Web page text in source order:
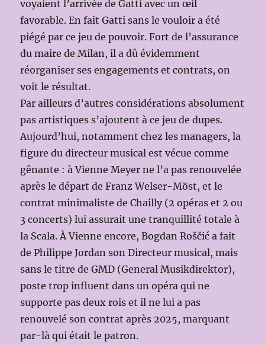
voyaient l’arrivée de Gatti avec un œil
favorable. En fait Gatti sans le vouloir a été
piégé par ce jeu de pouvoir. Fort de l’assurance
du maire de Milan, il a dû évidemment
réorganiser ses engagements et contrats, on
voit le résultat.
Par ailleurs d’autres considérations absolument
pas artistiques s’ajoutent à ce jeu de dupes.
Aujourd’hui, notamment chez les managers, la
figure du directeur musical est vécue comme
gênante : à Vienne Meyer ne l’a pas renouvelée
après le départ de Franz Welser-Möst, et le
contrat minimaliste de Chailly (2 opéras et 2 ou
3 concerts) lui assurait une tranquillité totale à
la Scala. À Vienne encore, Bogdan Roščić a fait
de Philippe Jordan son Directeur musical, mais
sans le titre de GMD (General Musikdirektor),
poste trop influent dans un opéra qui ne
supporte pas deux rois et il ne lui a pas
renouvelé son contrat après 2025, marquant
par-là qui était le patron.